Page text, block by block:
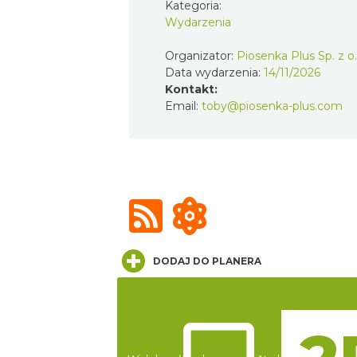
Kategoria:
Wydarzenia
Organizator: Piosenka Plus Sp. z
Data wydarzenia: 14/11/2026
Kontakt:
Email: toby@piosenka-plus.com
DODAJ DO PLANERA